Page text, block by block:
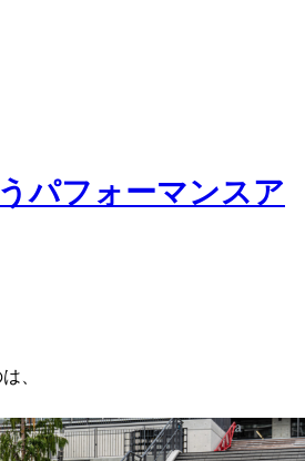
パフォーマンスア
、